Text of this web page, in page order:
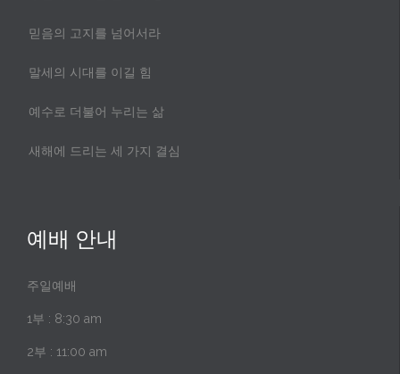
믿음의 고지를 넘어서라
말세의 시대를 이길 힘
예수로 더불어 누리는 삶
새해에 드리는 세 가지 결심
예배 안내
주일예배
1부 : 8:30 am
2부 : 11:00 am